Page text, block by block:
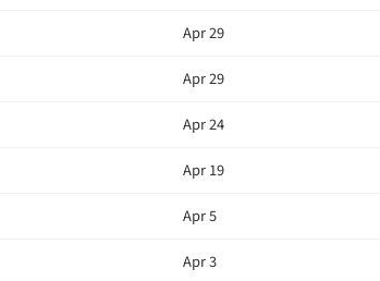
Apr 29
Apr 29
Apr 24
Apr 19
Apr 5
Apr 3